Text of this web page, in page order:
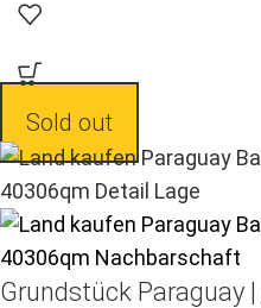
Sold out
Grundstück Paraguay |